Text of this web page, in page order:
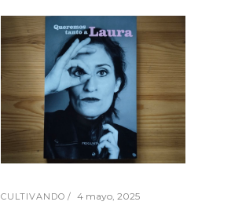
CULTIVANDO 4 mayo, 2025